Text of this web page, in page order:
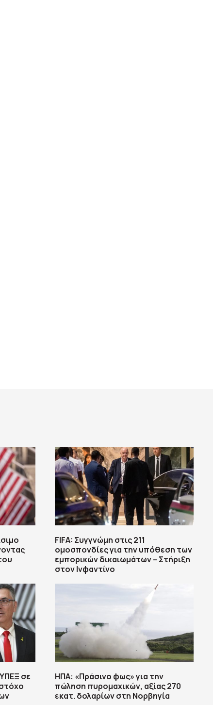
σε
FIFA: Συγγνώμη στις 211
ομοσπονδίες για την υπόθεση των
εμπορικών δικαιωμάτων – Στήριξη
στον Ινφαντίνο
ΗΠΑ: «Πράσινο φως» για την
πώληση πυρομαχικών, αξίας 270
εκατ. δολαρίων στη Νορβηγία